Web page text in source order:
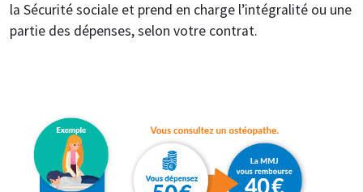
la Sécurité sociale et prend en charge l’intégralité ou une
partie des dépenses, selon votre contrat.